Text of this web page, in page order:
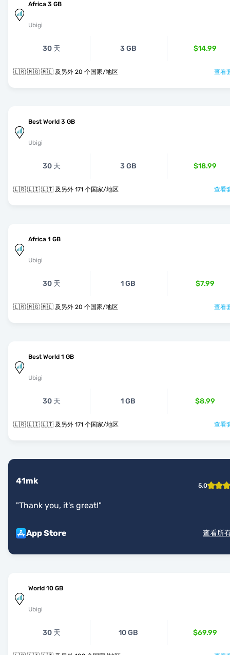
Africa 3 GB
Ubigi
30 天 3 GB $14.99
🇱🇷 🇲🇬 🇲🇱 及另外 20 个国家/地区 查看
Best World 3 GB
Ubigi
30 天 3 GB $18.99
🇱🇷 🇱🇮 🇱🇹 及另外 171 个国家/地区 查看
Africa 1 GB
Ubigi
30 天 1 GB $7.99
🇱🇷 🇲🇬 🇲🇱 及另外 20 个国家/地区 查看
Best World 1 GB
Ubigi
30 天 1 GB $8.99
🇱🇷 🇱🇮 🇱🇹 及另外 171 个国家/地区 查看
41mk 5.0
"Thank you, it's great!"
App Store 查看所
World 10 GB
Ubigi
30 天 10 GB $69.99